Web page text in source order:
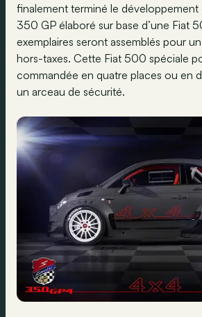
finalement terminé le
350 GP élaboré sur base d’une Fiat
exemplaires seront assemblés pour
hors-taxes. Cette Fiat 500 spéciale
commandée en quatre places ou en
un arceau de sécurité.